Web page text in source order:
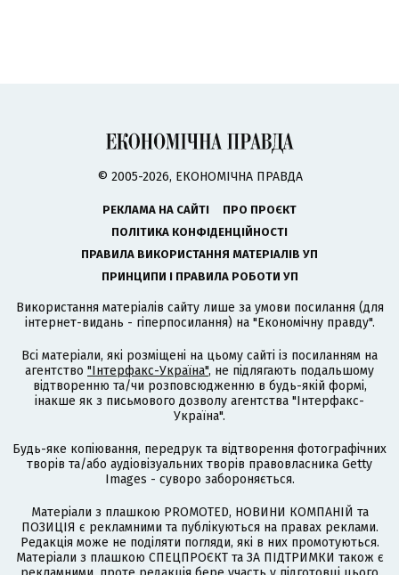
© 2005-2026, ЕКОНОМІЧНА ПРАВДА
РЕКЛАМА НА САЙТІ
ПРО ПРОЄКТ
ПОЛІТИКА КОНФІДЕНЦІЙНОСТІ
ПРАВИЛА ВИКОРИСТАННЯ МАТЕРІАЛІВ УП
ПРИНЦИПИ І ПРАВИЛА РОБОТИ УП
Використання матеріалів сайту лише за умови посилання (для
інтернет-видань - гіперпосилання) на "Економічну правду".
Всі матеріали, які розміщені на цьому сайті із посиланням на
агентство "Інтерфакс-Україна", не підлягають подальшому
відтворенню та/чи розповсюдженню в будь-якій формі,
інакше як з письмового дозволу агентства "Інтерфакс-
Україна".
Будь-яке копіювання, передрук та відтворення фотографічних
творів та/або аудіовізуальних творів правовласника Getty
Images - суворо забороняється.
Матеріали з плашкою PROMOTED, НОВИНИ КОМПАНІЙ та
ПОЗИЦІЯ є рекламними та публікуються на правах реклами.
Редакція може не поділяти погляди, які в них промотуються.
Матеріали з плашкою СПЕЦПРОЄКТ та ЗА ПІДТРИМКИ також є